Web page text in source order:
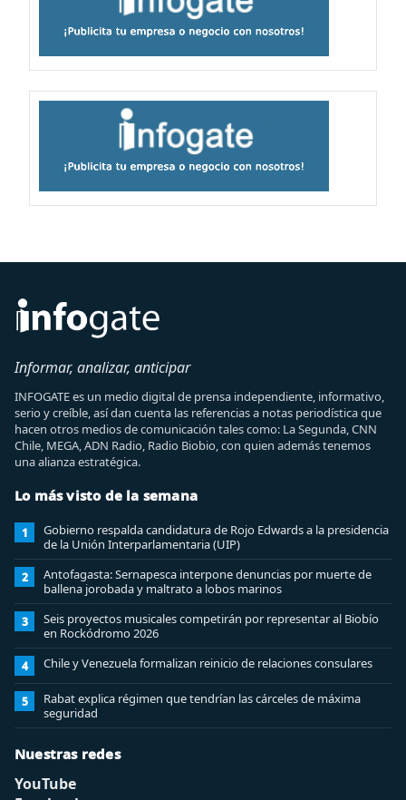
Informar, analizar, anticipar
INFOGATE es un medio digital de prensa independiente, informativo,
serio y creíble, así dan cuenta las referencias a notas periodística que
hacen otros medios de comunicación tales como: La Segunda, CNN
Chile, MEGA, ADN Radio, Radio Biobio, con quien además tenemos
una alianza estratégica.
Lo más visto de la semana
1
Gobierno respalda candidatura de Rojo Edwards a la presidencia
de la Unión Interparlamentaria (UIP)
2
Antofagasta: Sernapesca interpone denuncias por muerte de
ballena jorobada y maltrato a lobos marinos
3
Seis proyectos musicales competirán por representar al Biobío
en Rockódromo 2026
4 Chile y Venezuela formalizan reinicio de relaciones consulares
5
Rabat explica régimen que tendrían las cárceles de máxima
seguridad
Nuestras redes
YouTube